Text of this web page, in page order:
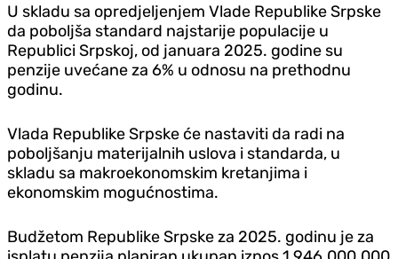
U skladu sa opredjeljenjem Vlade Republike Srpske
da poboljša standard najstarije populacije u
Republici Srpskoj, od januara 2025. godine su
penzije uvećane za 6% u odnosu na prethodnu
godinu.
Vlada Republike Srpske će nastaviti da radi na
poboljšanju materijalnih uslova i standarda, u
skladu sa makroekonomskim kretanjima i
ekonomskim mogućnostima.
Budžetom Republike Srpske za 2025. godinu je za